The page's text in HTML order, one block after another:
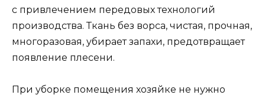
с привлечением передовых технологий
производства. Ткань без ворса, чистая, прочная,
многоразовая, убирает запахи, предотвращает
появление плесени.
При уборке помещения хозяйке не нужно